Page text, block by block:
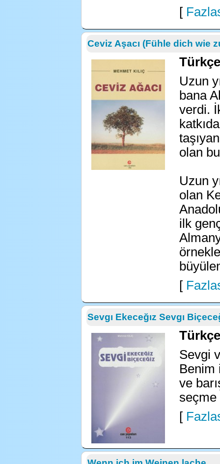
[
Ceviz Aşacı (Fühle dich wie
Uzun
bana
verdi.
olan
Uzun
olan
ilk
[
Sevgı Ekeceğız Sevgı
Sevgi
Benim
ve
seçme
[